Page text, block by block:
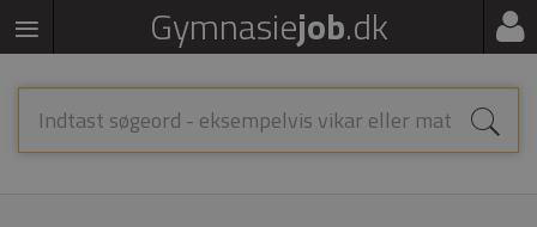
Gymnasiejob.dk